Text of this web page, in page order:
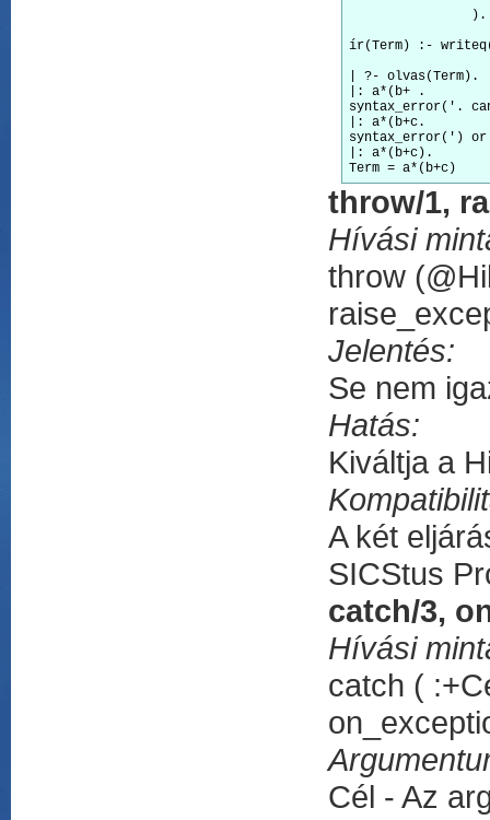
ír(Term) :-
| ?- olvas(Term).
|: a*(b+ .
syntax_error('.
|: a*(b+c.
syntax_error(') or
|: a*(b+c).
throw/1,
Hívási
throw
Jelentés:
Se nem
Hatás:
Kiváltja a
A két
SICStus
catch/3,
Hívási
catch (
Cél - Az